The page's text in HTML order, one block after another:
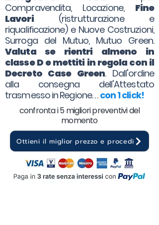
Compravendita, Locazione, Fine
Lavori(ristrutturazione e
riqualificazione) e Nuove Costruzioni,
Surroga del Mutuo, Mutuo Green.
Valuta se rientri almeno in
classe D e mettiti in regola con il
Decreto Case Green. Dall'ordine
alla consegna dell'Attestato
trasmesso in Regione. . .con 1 click!
confronta i 5 migliori preventivi del
momento
Ottieni il miglior prezzo e procedi